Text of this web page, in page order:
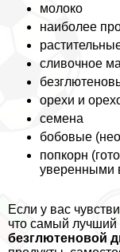
молоко
наиболее
сливочное
орехи и
семена
бобовые
попкорн
уверенными
Если у вас
что самый лучший
безглютеновой